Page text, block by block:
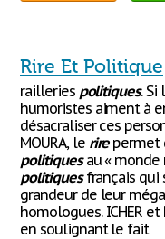
Rire Et Politique
railleries politiques. Si
humoristes aiment à
désacraliser ces
MOURA, le rirepermet
politiquesau « monde
politiquesfrançais qui
grandeur de leur
homologues. ICHER
en soulignant le fait